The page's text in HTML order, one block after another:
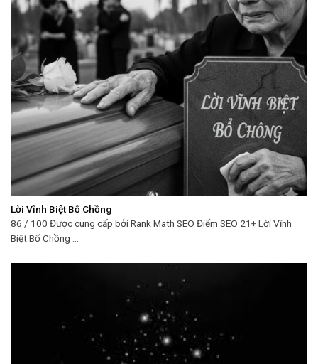
Lời Vĩnh Biệt Bố Chồng
86 / 100 Được cung cấp bởi Rank Math SEO Điểm SEO 21+ Lời Vĩnh
Biệt Bố Chồng ...